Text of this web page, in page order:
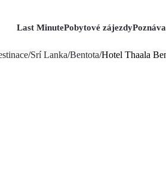
Last MinutePobytové zájezdy
/Srí Lanka/Bentota/Hotel Thaala